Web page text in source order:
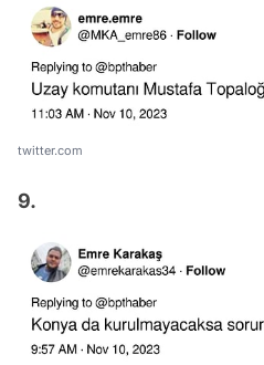
twitter.com
9.